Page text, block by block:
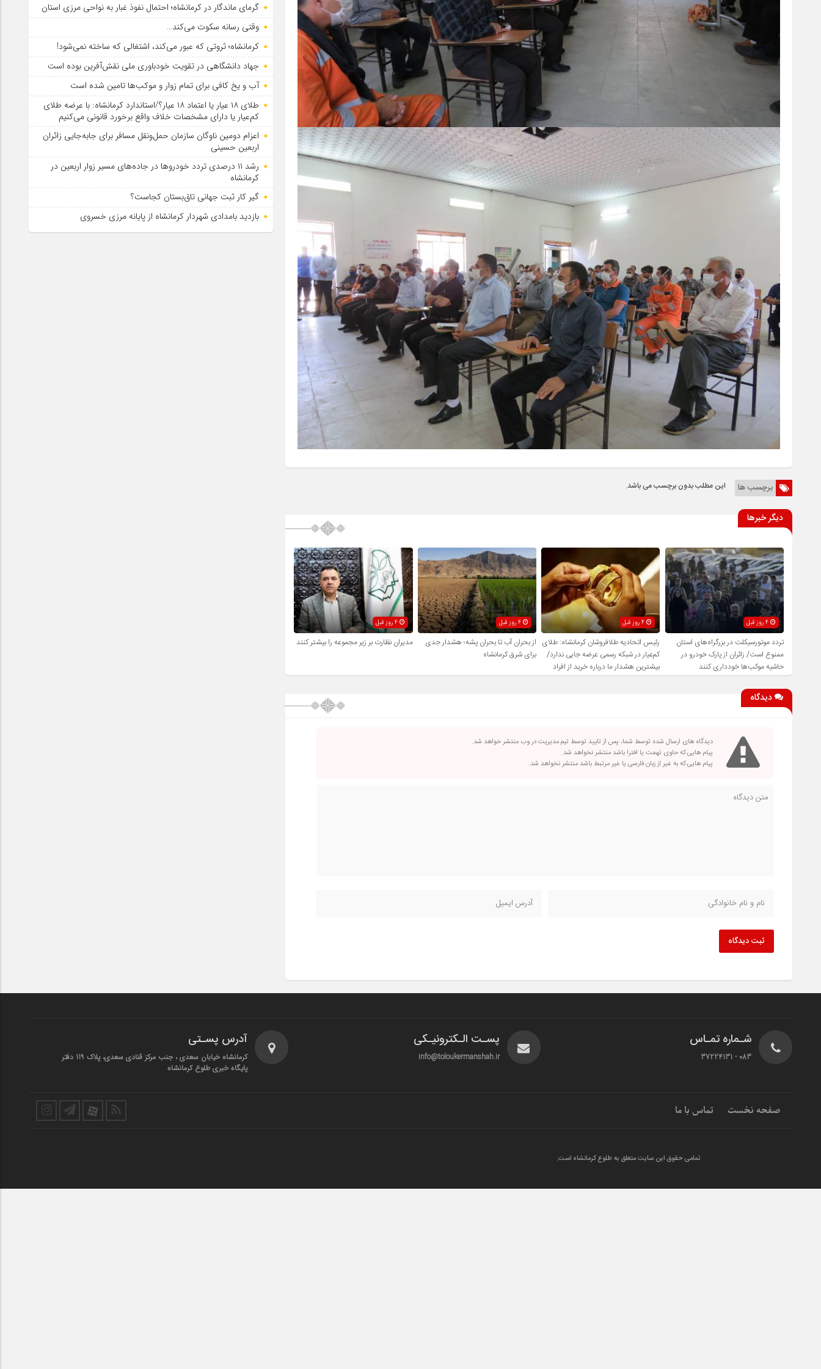
برچسب ها این مطلب بدون برچسب می باشد.
دیگر خبرها
4 روز قبل
تردد موتورسیکلت در بزرگراه‌های استان
ممنوع است/ زائران از پارک خودرو در
حاشیه موکب‌ها خودداری کنند
4 روز قبل
رئیس اتحادیه طلافروشان کرمانشاه: طلای
کم‌عیار در شبکه رسمی عرضه جایی ندارد/
بیشترین هشدار ما درباره خرید از افراد
فاقد صلاحیت است
4 روز قبل
از بحران آب تا بحران پشه؛ هشدار جدی
برای شرق کرمانشاه
4 روز قبل
مدیران نظارت بر زیر مجموعه را بیشتر کنند
دیدگاه
دیدگاه های ارسال شده توسط شما، پس از تایید توسط تیم مدیریت در وب منتشر خواهد شد.
پیام هایی که حاوی تهمت یا افترا باشد منتشر نخواهد شد.
پیام هایی که به غیر از زبان فارسی یا غیر مرتبط باشد منتشر نخواهد شد.
ثبت دیدگاه
گرمای ماندگار در کرمانشاه؛ احتمال نفوذ غبار به نواحی مرزی استان
وقتی رسانه سکوت می‌کند…
کرمانشاه؛ ثروتی که عبور می‌کند، اشتغالی که ساخته نمی‌شود!
جهاد دانشگاهی در تقویت خودباوری ملی نقش‌آفرین بوده است
آب و یخ کافی برای تمام زوار و موکب‌ها تامین شده است
طلای ۱۸ عیار یا اعتماد ۱۸ عیار؟/استاندارد کرمانشاه: با عرضه طلای
کم‌عیار یا دارای مشخصات خلاف واقع برخورد قانونی می‌کنیم
اعزام دومین ناوگان سازمان حمل‌ونقل مسافر برای جابه‌جایی زائران
اربعین حسینی
رشد ۱۱ درصدی تردد خودروها در جاده‌های مسیر زوار اربعین در
کرمانشاه
گیر کار ثبت جهانی تاق‌بستان کجاست؟
بازدید بامدادی شهردار کرمانشاه از پایانه مرزی خسروی
شـماره تمـاس
083 - 37224131
پسـت الـکترونیـکی
info@toloukermanshah.ir
آدرس پسـتی
کرمانشاه خیابان سعدی ، جنب مرکز قنادی سعدی، پلاک 119 دفتر
پایگاه خبری طلوع کرمانشاه
صفحه نخست تماس با ما
تمامی حقوق این سایت متعلق به طلوع کرمانشاه است.